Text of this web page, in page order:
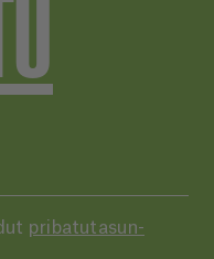
pribatutasun-